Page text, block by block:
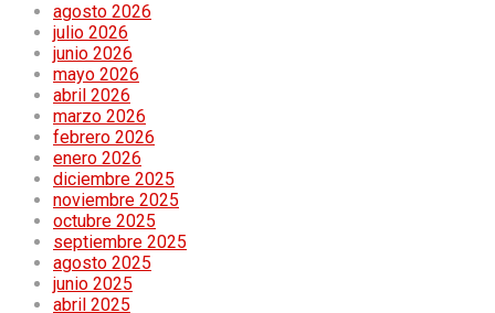
agosto 2026
julio 2026
junio 2026
mayo 2026
abril 2026
marzo 2026
febrero 2026
enero 2026
diciembre 2025
noviembre 2025
octubre 2025
septiembre 2025
agosto 2025
junio 2025
abril 2025